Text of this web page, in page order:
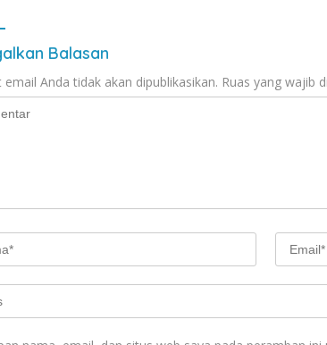
Balasan
email Anda tidak akan dipublikasikan. Ruas yang wajib